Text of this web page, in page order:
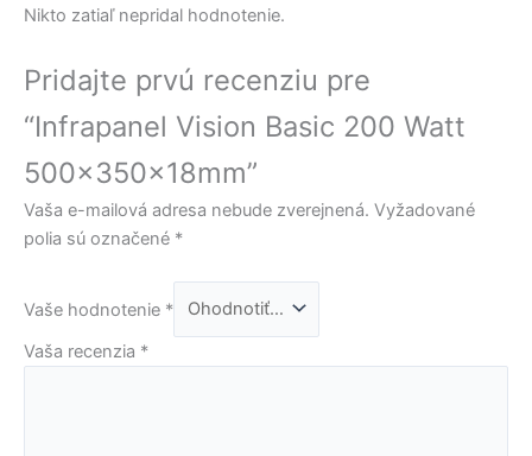
Nikto zatiaľ nepridal hodnotenie.
Pridajte prvú recenziu pre
“Infrapanel Vision Basic 200 Watt
500x350x18mm”
Vaša e-mailová adresa nebude zverejnená. Vyžadované
polia sú označené *
Vaše hodnotenie *
Vaša recenzia *